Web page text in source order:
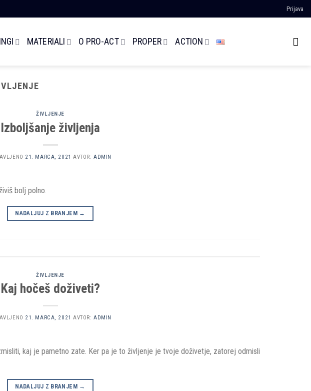
Prijava
MATERIALI O PRO-ACT PROPER ACTION
ŽIVLJENJE
Izboljšanje življenja
21. MARCA, 2021 AVTOR:ADMIN
bolj polno.
NADALJUJ Z BRANJEM →
ŽIVLJENJE
Kaj hočeš doživeti?
21. MARCA, 2021 AVTOR:ADMIN
kaj je pametno zate. Ker pa je to življenje je tvoje doživetje, zatorej odmisli
NADALJUJ Z BRANJEM →